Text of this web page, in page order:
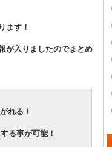
ます！
が入りましたのでまとめ
れる！
る事が可能！